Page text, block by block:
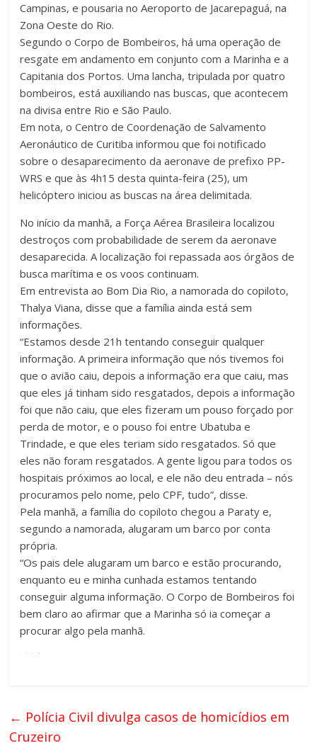
Campinas, e pousaria no Aeroporto de Jacarepaguá, na
Zona Oeste do Rio.
Segundo o Corpo de Bombeiros, há uma operação de
resgate em andamento em conjunto com a Marinha e a
Capitania dos Portos. Uma lancha, tripulada por quatro
bombeiros, está auxiliando nas buscas, que acontecem
na divisa entre Rio e São Paulo.
Em nota, o Centro de Coordenação de Salvamento
Aeronáutico de Curitiba informou que foi notificado
sobre o desaparecimento da aeronave de prefixo PP-
WRS e que às 4h15 desta quinta-feira (25), um
helicóptero iniciou as buscas na área delimitada.
No início da manhã, a Força Aérea Brasileira localizou
destroços com probabilidade de serem da aeronave
desaparecida. A localização foi repassada aos órgãos de
busca marítima e os voos continuam.
Em entrevista ao Bom Dia Rio, a namorada do copiloto,
Thalya Viana, disse que a família ainda está sem
informações.
“Estamos desde 21h tentando conseguir qualquer
informação. A primeira informação que nós tivemos foi
que o avião caiu, depois a informação era que caiu, mas
que eles já tinham sido resgatados, depois a informação
foi que não caiu, que eles fizeram um pouso forçado por
perda de motor, e o pouso foi entre Ubatuba e
Trindade, e que eles teriam sido resgatados. Só que
eles não foram resgatados. A gente ligou para todos os
hospitais próximos ao local, e ele não deu entrada – nós
procuramos pelo nome, pelo CPF, tudo”, disse.
Pela manhã, a família do copiloto chegou a Paraty e,
segundo a namorada, alugaram um barco por conta
própria.
“Os pais dele alugaram um barco e estão procurando,
enquanto eu e minha cunhada estamos tentando
conseguir alguma informação. O Corpo de Bombeiros foi
bem claro ao afirmar que a Marinha só ia começar a
procurar algo pela manhã.
← Polícia Civil divulga casos de homicídios em
Cruzeiro